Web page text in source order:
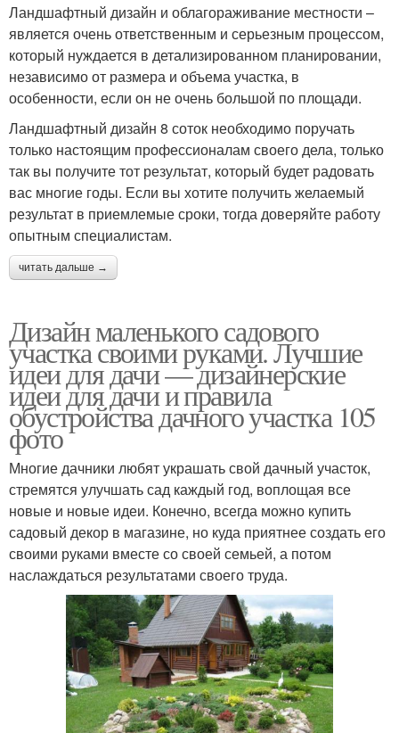
Ландшафтный дизайн и облагораживание местности –
является очень ответственным и серьезным процессом,
который нуждается в детализированном планировании,
независимо от размера и объема участка, в
особенности, если он не очень большой по площади.
Ландшафтный дизайн 8 соток необходимо поручать
только настоящим профессионалам своего дела, только
так вы получите тот результат, который будет радовать
вас многие годы. Если вы хотите получить желаемый
результат в приемлемые сроки, тогда доверяйте работу
опытным специалистам.
читать дальше →
Дизайн маленького садового
участка своими руками. Лучшие
идеи для дачи — дизайнерские
идеи для дачи и правила
обустройства дачного участка 105
фото
Многие дачники любят украшать свой дачный участок,
стремятся улучшать сад каждый год, воплощая все
новые и новые идеи. Конечно, всегда можно купить
садовый декор в магазине, но куда приятнее создать его
своими руками вместе со своей семьей, а потом
наслаждаться результатами своего труда.